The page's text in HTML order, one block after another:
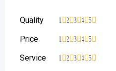
Quality 5
4
3
2
1
Price 5
4
3
2
1
Service 5
4
3
2
1